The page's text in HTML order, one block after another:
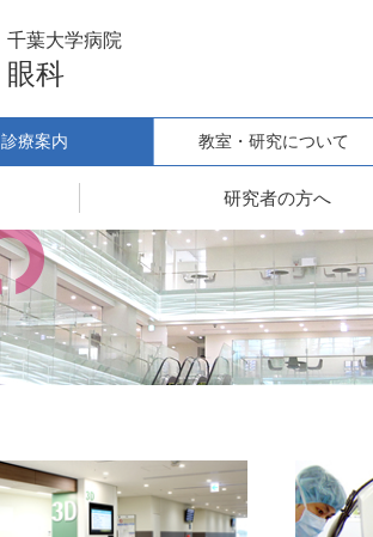
千葉大学病院
眼科
診療案内 教室・研究について
研究者の方へ